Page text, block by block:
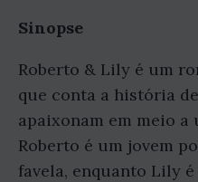
Sinopse
Roberto & Lily é um
que conta a história
apaixonam em meio
Roberto é um jovem
favela, enquanto Lily